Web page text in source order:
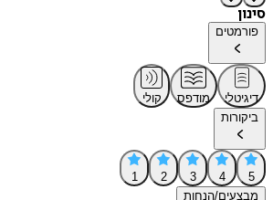
סינון
פורמטים
דיגיטלי מודפס
קולי
ביקורות
5
4
3
2
1
מבצעים/הנחות